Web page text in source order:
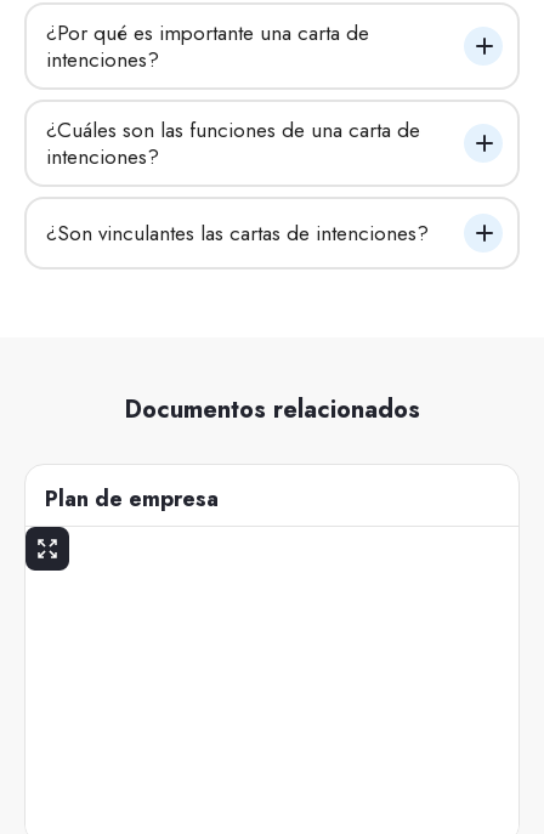
¿Por qué es importante una carta de
intenciones?
¿Cuáles son las funciones de una carta de
intenciones?
¿Son vinculantes las cartas de intenciones?
Documentos relacionados
Plan de empresa